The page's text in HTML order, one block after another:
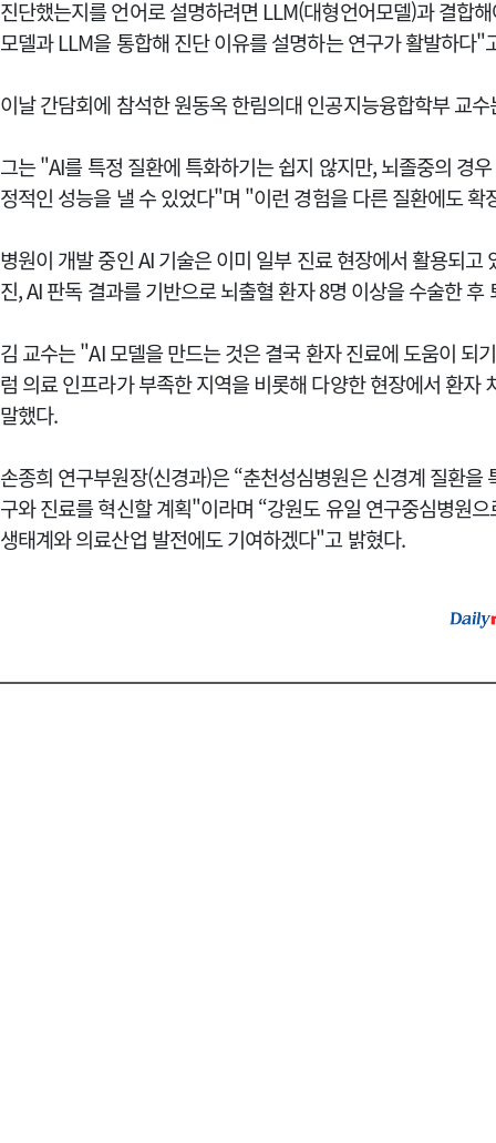
진단했는지를 언어로 설명하려면 LLM(대형언어모델)과 결합
모델과 LLM을 통합해 진단 이유를 설명하는 연구가 활발하다"
이날 간담회에 참석한 원동옥 한림의대 인공지능융합학부 교
그는 "AI를 특정 질환에 특화하기는 쉽지 않지만, 뇌졸중의 경
정적인 성능을 낼 수 있었다"며 "이런 경험을 다른 질환에도
병원이 개발 중인 AI 기술은 이미 일부 진료 현장에서 활용되
진, AI 판독 결과를 기반으로 뇌출혈 환자 8명 이상을 수술한 후
김 교수는 "AI 모델을 만드는 것은 결국 환자 진료에 도움이 되
럼 의료 인프라가 부족한 지역을 비롯해 다양한 현장에서 환
말했다.
손종희 연구부원장(신경과)은 “춘천성심병원은 신경계 질환을
구와 진료를 혁신할 계획"이라며 “강원도 유일 연구중심병원
생태계와 의료산업 발전에도 기여하겠다"고 밝혔다.